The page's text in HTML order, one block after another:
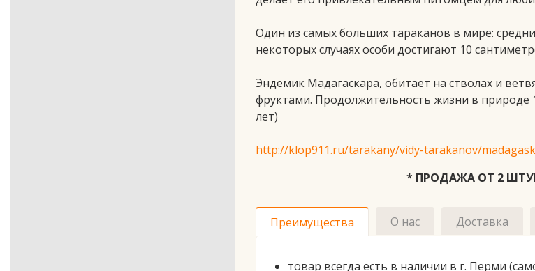
Один из самых больших тараканов в мире:
некоторых случаях особи достигают 10
Эндемик Мадагаскара, обитает на стволах и
фруктами. Продолжительность жизни в
лет)
http://klop911.ru/tarakany/vidy-tarakanov/
* ПРОДАЖА ОТ 2
Преимущества О нас Доставка
товар всегда есть в наличии в г. Перми